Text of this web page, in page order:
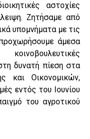
αστοχίες
Ζητήσαμε από
υπομνήματα με τις
άμεσα
δυνατή πίεση στα
και Οικονομικών,
εντός του Ιουνίου
του αγροτικού